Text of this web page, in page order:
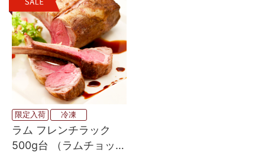
限定入荷 冷凍
ラム フレンチラック
500g台 （ラムチョッ